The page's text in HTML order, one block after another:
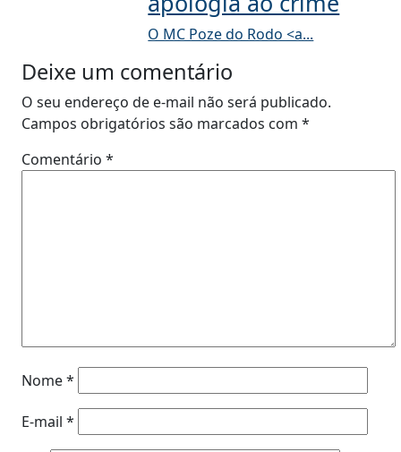
O MC Poze do Rodo <a...
Deixe um comentário
O seu endereço de e-mail não será publicado.
Campos obrigatórios são marcados com *
Comentário *
Nome*
E-mail *